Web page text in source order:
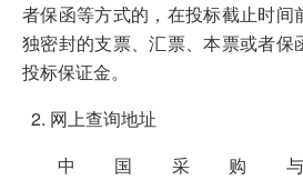
者保函等方式的，在投标截止时间
独密封的支票、汇票、本票或者保
投标保证金。
网上查询地址
中国采购